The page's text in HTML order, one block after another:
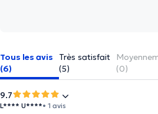
Tous les avis
(6)
Très satisfait
(5)
(0)
9.7
L**** U****• 1 avis